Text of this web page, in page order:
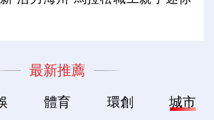
最新推薦
體育 環創 城市